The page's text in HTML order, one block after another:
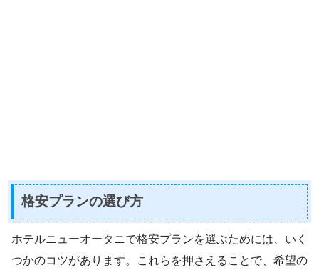
格安プランの選び方
ホテルニューオータニで格安プランを選ぶためには、いく
つかのコツがあります。これらを押さえることで、希望の